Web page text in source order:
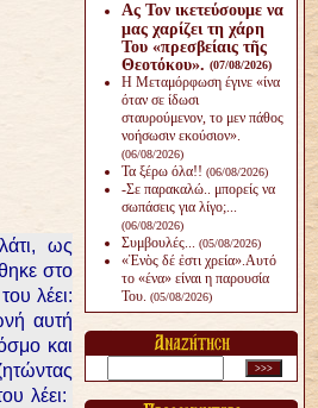
ως
στο
λέει:
αυτή
και
λέει:
Ας Τον ικετεύσουμε να
μας χαρίζει τη χάρη
Του «πρεσβείαις τῆς
Θεοτόκου». (07/08/2026)
Η Μεταμόρφωση έγινε «ίνα
όταν σε ίδωσι
σταυρούμενον, το μεν πάθος
νοήσωσιν εκούσιον».
(06/08/2026)
Τα ξέρω όλα!! (06/08/2026)
-Σε παρακαλώ.. μπορείς να
σωπάσεις για λίγο;...
(06/08/2026)
Συμβουλές... (05/08/2026)
«Ἑνὸς δέ ἐστι χρεία».Αυτό
το «ένα» είναι η παρουσία
Του. (05/08/2026)